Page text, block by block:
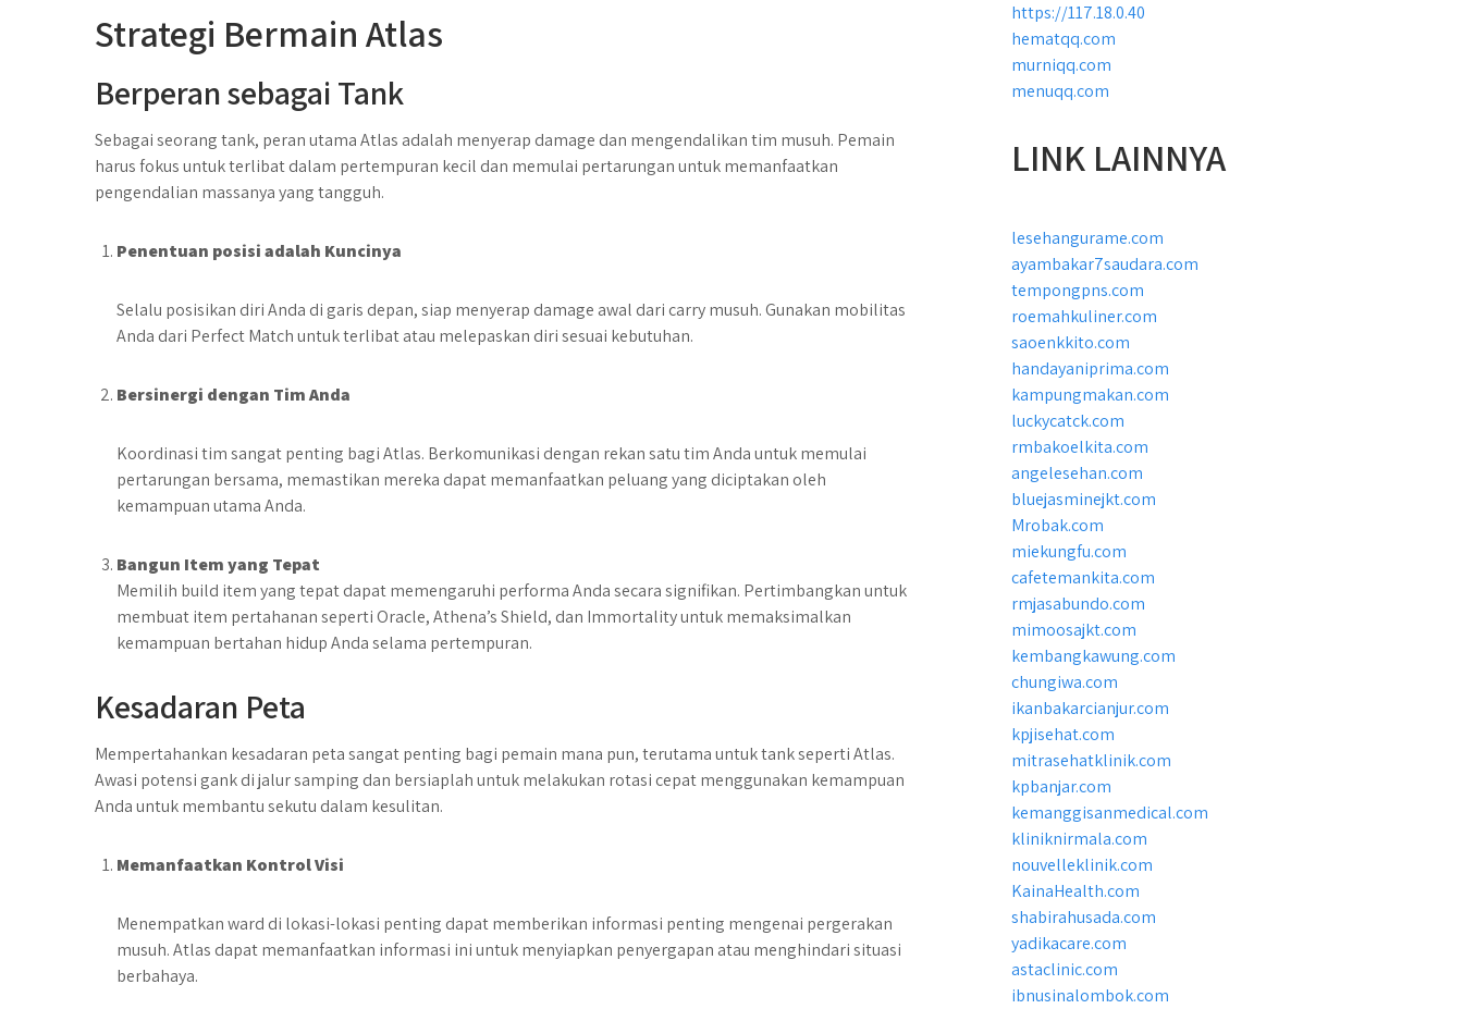
Strategi Bermain Atlas
Berperan sebagai Tank
Sebagai seorang tank, peran utama Atlas adalah menyerap damage dan mengendalikan tim musuh. Pemain
harus fokus untuk terlibat dalam pertempuran kecil dan memulai pertarungan untuk memanfaatkan
pengendalian massanya yang tangguh.
Penentuan posisi adalah Kuncinya
Selalu posisikan diri Anda di garis depan, siap menyerap damage awal dari carry musuh. Gunakan mobilitas
Anda dari Perfect Match untuk terlibat atau melepaskan diri sesuai kebutuhan.
Bersinergi dengan Tim Anda
Koordinasi tim sangat penting bagi Atlas. Berkomunikasi dengan rekan satu tim Anda untuk memulai
pertarungan bersama, memastikan mereka dapat memanfaatkan peluang yang diciptakan oleh
kemampuan utama Anda.
Bangun Item yang Tepat
Memilih build item yang tepat dapat memengaruhi performa Anda secara signifikan. Pertimbangkan untuk
membuat item pertahanan seperti Oracle, Athena’s Shield, dan Immortality untuk memaksimalkan
kemampuan bertahan hidup Anda selama pertempuran.
Kesadaran Peta
Mempertahankan kesadaran peta sangat penting bagi pemain mana pun, terutama untuk tank seperti Atlas.
Awasi potensi gank di jalur samping dan bersiaplah untuk melakukan rotasi cepat menggunakan kemampuan
Anda untuk membantu sekutu dalam kesulitan.
Memanfaatkan Kontrol Visi
Menempatkan ward di lokasi-lokasi penting dapat memberikan informasi penting mengenai pergerakan
musuh. Atlas dapat memanfaatkan informasi ini untuk menyiapkan penyergapan atau menghindari situasi
berbahaya.
https://117.18.0.40
hematqq.com
murniqq.com
menuqq.com
LINK LAINNYA
lesehangurame.com
ayambakar7saudara.com
tempongpns.com
roemahkuliner.com
saoenkkito.com
handayaniprima.com
kampungmakan.com
luckycatck.com
rmbakoelkita.com
angelesehan.com
bluejasminejkt.com
Mrobak.com
miekungfu.com
cafetemankita.com
rmjasabundo.com
mimoosajkt.com
kembangkawung.com
chungiwa.com
ikanbakarcianjur.com
kpjisehat.com
mitrasehatklinik.com
kpbanjar.com
kemanggisanmedical.com
kliniknirmala.com
nouvelleklinik.com
KainaHealth.com
shabirahusada.com
yadikacare.com
astaclinic.com
ibnusinalombok.com